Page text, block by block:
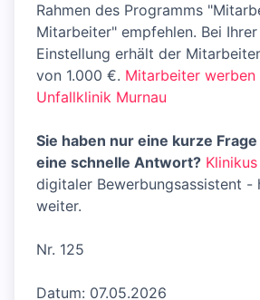
Rahmen des Programms
Mitarbeiter" empfehlen. Bei
Einstellung erhält der
von 1.000 €. Mitarbeiter
Unfallklinik Murnau
Sie haben nur eine kurze
eine schnelle Antwort? Klinikus
digitaler Bewerbungsassistent -
weiter.
Nr. 125
Datum: 07.05.2026